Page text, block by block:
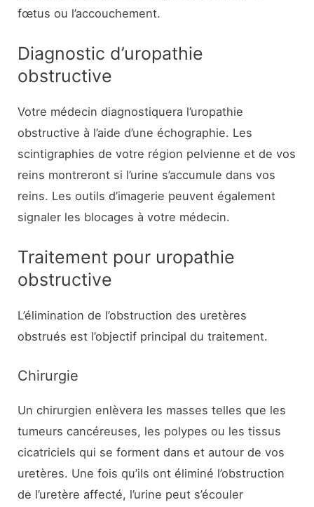
fœtus ou l’accouchement.
Diagnostic d’uropathie
obstructive
Votre médecin diagnostiquera l’uropathie
obstructive à l’aide d’une échographie. Les
scintigraphies de votre région pelvienne et de vos
reins montreront si l’urine s’accumule dans vos
reins. Les outils d’imagerie peuvent également
signaler les blocages à votre médecin.
Traitement pour uropathie
obstructive
L’élimination de l’obstruction des uretères
obstrués est l’objectif principal du traitement.
Chirurgie
Un chirurgien enlèvera les masses telles que les
tumeurs cancéreuses, les polypes ou les tissus
cicatriciels qui se forment dans et autour de vos
uretères. Une fois qu’ils ont éliminé l’obstruction
de l’uretère affecté, l’urine peut s’écouler